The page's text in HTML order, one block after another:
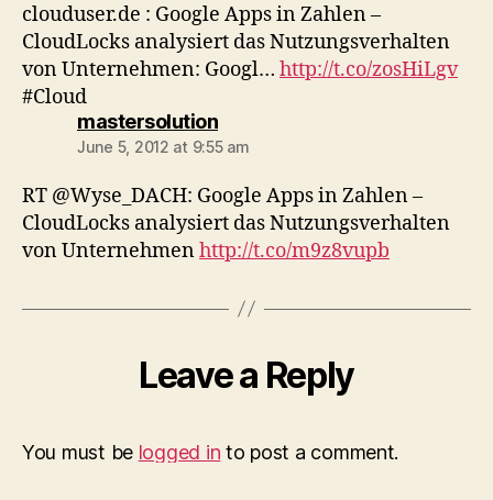
clouduser.de : Google Apps in Zahlen –
CloudLocks analysiert das Nutzungsverhalten
von Unternehmen: Googl… http://t.co/zosHiLgv
#Cloud
mastersolutionsays:
June 5, 2012 at 9:55 am
RT @Wyse_DACH: Google Apps in Zahlen –
CloudLocks analysiert das Nutzungsverhalten
von Unternehmenhttp://t.co/m9z8vupb
Leave a Reply
You must be logged in to post a comment.